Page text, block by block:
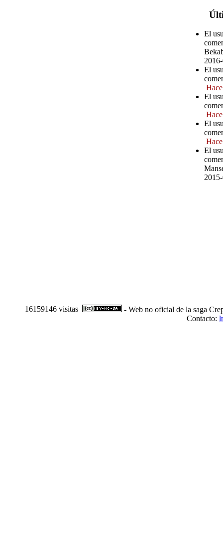
El
El
El
El
El
16159146 visitas
- Web no oficial de la saga
Contacto: